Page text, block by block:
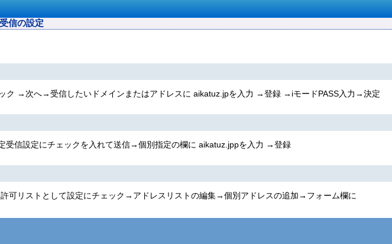
信の設定
ク →次へ→受信したいドメインまたはアドレスに aikatuz.jpを入力 →登録 →iモードPASS入力→決定
信設定にチェックを入れて送信→個別指定の欄に aikatuz.jppを入力 →登録
リストとして設定にチェック→アドレスリストの編集→個別アドレスの追加→フォーム欄に